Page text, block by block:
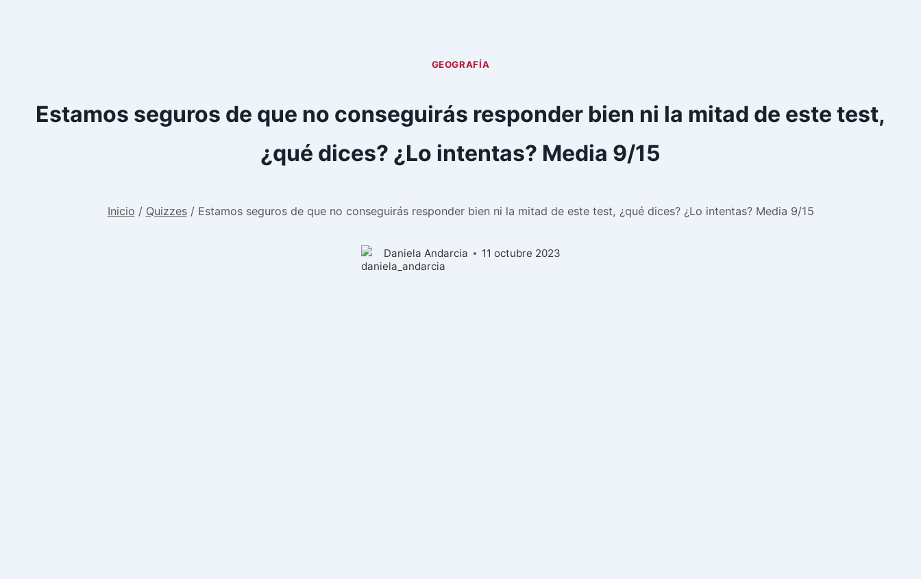
GEOGRAFÍA
Estamos seguros de que no conseguirás responder bien ni la mitad de este test,
¿qué dices? ¿Lo intentas? Media 9/15
Inicio / Quizzes / Estamos seguros de que no conseguirás responder bien ni la mitad de este test, ¿qué dices? ¿Lo intentas? Media 9/15
Daniela Andarcia 11 octubre 2023